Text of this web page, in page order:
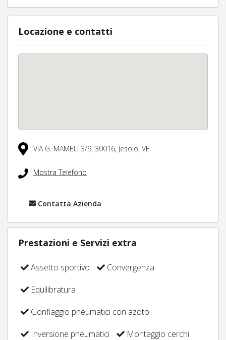
Locazione e contatti
VIA G. MAMELI 3/9, 30016, Jesolo, VE
Mostra Telefono
Contatta Azienda
Prestazioni e Servizi extra
Assetto sportivo
Convergenza
Equilibratura
Gonfiaggio pneumatici con azoto
Inversione pneumatici
Montaggio cerchi